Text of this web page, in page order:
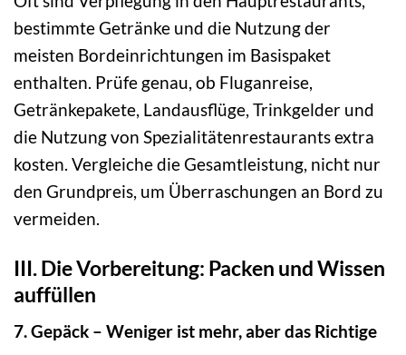
bestimmte Getränke und die Nutzung der
meisten Bordeinrichtungen im Basispaket
enthalten. Prüfe genau, ob Fluganreise,
Getränkepakete, Landausflüge, Trinkgelder und
die Nutzung von Spezialitätenrestaurants extra
kosten. Vergleiche die Gesamtleistung, nicht nur
den Grundpreis, um Überraschungen an Bord zu
vermeiden.
III. Die Vorbereitung: Packen und Wissen
auffüllen
7. Gepäck – Weniger ist mehr, aber das Richtige